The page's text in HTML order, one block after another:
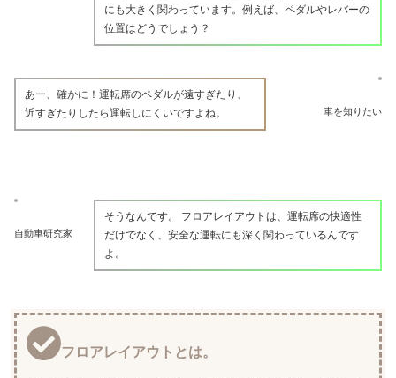
にも大きく関わっています。例えば、ペダルやレバーの
位置はどうでしょう？
車を知りたい
あー、確かに！運転席のペダルが遠すぎたり、
近すぎたりしたら運転しにくいですよね。
自動車研究家
そうなんです。 フロアレイアウトは、運転席の快適性
だけでなく、安全な運転にも深く関わっているんです
よ。
フロアレイアウトとは。